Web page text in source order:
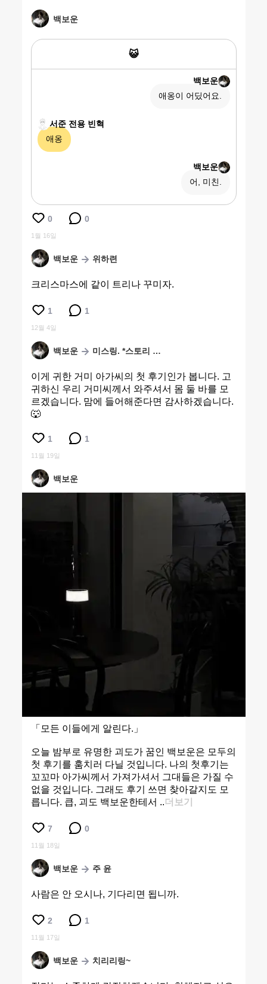
백보운
😺
백보운
애옹이 어딨어요.
서준 전용 빈혁
애옹
백보운
어, 미친.
0 0
1월 16일
백보운 위하련
크리스마스에 같이 트리나 꾸미자.
1 1
12월 4일
백보운 미스링. *스토리 확인.
이게 귀한 거미 아가씨의 첫 후기인가 봅니다. 고
귀하신 우리 거미씨께서 와주셔서 몸 둘 바를 모
르겠습니다. 맘에 들어해준다면 감사하겠습니다.
🐺
1 1
11월 19일
백보운
「모든 이들에게 알린다.」
오늘 밤부로 유명한 괴도가 꿈인 백보운은 모두의
첫 후기를 훔치러 다닐 것입니다. 나의 첫후기는
꼬꼬마 아가씨께서 가져가셔서 그대들은 가질 수
없을 것입니다. 그래도 후기 쓰면 찾아갈지도 모
릅니다. 큽, 괴도 백보운한테서 ..더보기
7 0
11월 18일
백보운 주 윤
사람은 안 오시나, 기다리면 됩니까.
2 1
11월 17일
백보운 치리리링~